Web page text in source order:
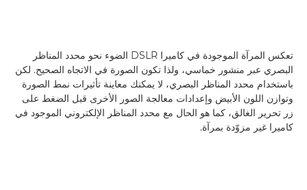
تعكس المرآة الموجودة في كاميرا DSLR الضوء نحو محدد المناظر
البصري عبر منشور خماسي، ولذا تكون الصورة في الاتجاه الصحيح. لكن
باستخدام محدد المناظر البصري، لا يمكنك معاينة تأثيرات نمط الصورة
وتوازن اللون الأبيض وإعدادات معالجة الصور الأخرى قبل الضغط على
زر تحرير الغالق، كما هو الحال مع محدد المناظر الإلكتروني الموجود في
كاميرا غير مزوّدة بمرآة.